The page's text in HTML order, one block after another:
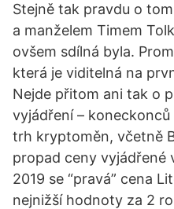
Stejně tak pravdu o
a manželem Timem
ovšem sdílná byla.
která je viditelná na
Nejde přitom ani tak o
vyjádření –
trh kryptoměn, včetně
propad ceny vyjádřené
2019 se “pravá” cena
nejnižší hodnoty za 2